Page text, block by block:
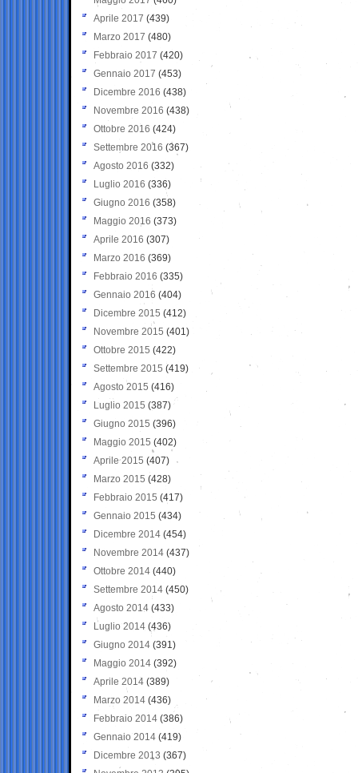
Aprile 2017 (439)
Marzo 2017 (480)
Febbraio 2017 (420)
Gennaio 2017 (453)
Dicembre 2016 (438)
Novembre 2016 (438)
Ottobre 2016 (424)
Settembre 2016 (367)
Agosto 2016 (332)
Luglio 2016 (336)
Giugno 2016 (358)
Maggio 2016 (373)
Aprile 2016 (307)
Marzo 2016 (369)
Febbraio 2016 (335)
Gennaio 2016 (404)
Dicembre 2015 (412)
Novembre 2015 (401)
Ottobre 2015 (422)
Settembre 2015 (419)
Agosto 2015 (416)
Luglio 2015 (387)
Giugno 2015 (396)
Maggio 2015 (402)
Aprile 2015 (407)
Marzo 2015 (428)
Febbraio 2015 (417)
Gennaio 2015 (434)
Dicembre 2014 (454)
Novembre 2014 (437)
Ottobre 2014 (440)
Settembre 2014 (450)
Agosto 2014 (433)
Luglio 2014 (436)
Giugno 2014 (391)
Maggio 2014 (392)
Aprile 2014 (389)
Marzo 2014 (436)
Febbraio 2014 (386)
Gennaio 2014 (419)
Dicembre 2013 (367)